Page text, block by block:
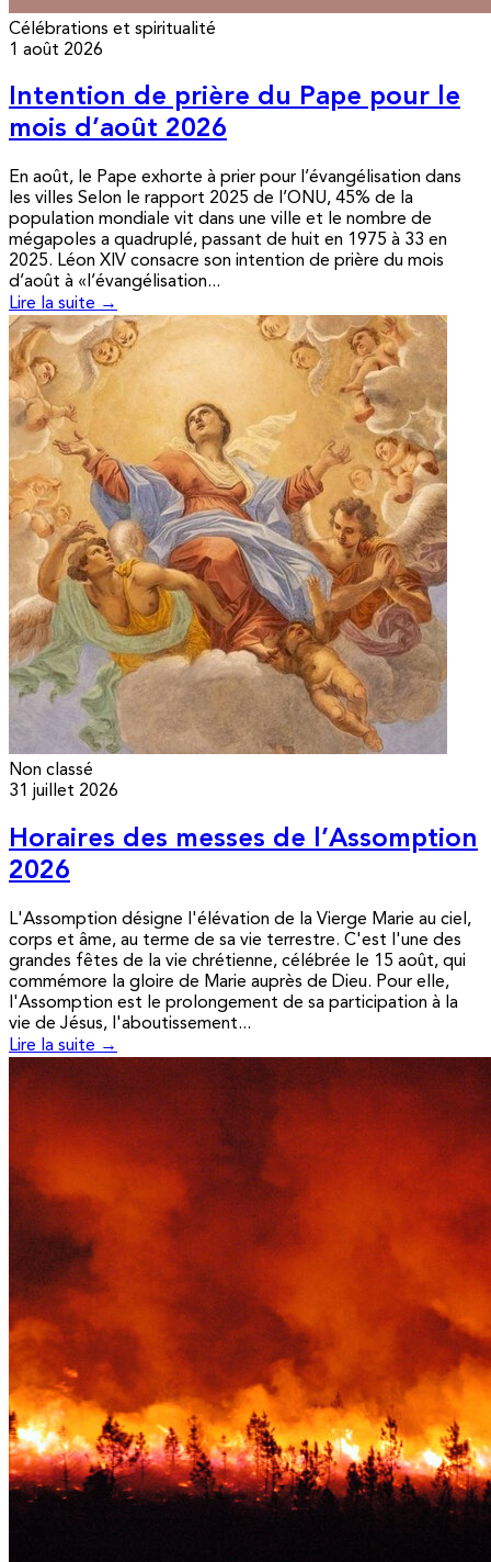
Célébrations et spiritualité
1 août 2026
Intention de prière du Pape pour le
mois d’août 2026
En août, le Pape exhorte à prier pour l’évangélisation dans
les villes Selon le rapport 2025 de l’ONU, 45% de la
population mondiale vit dans une ville et le nombre de
mégapoles a quadruplé, passant de huit en 1975 à 33 en
2025. Léon XIV consacre son intention de prière du mois
d’août à «l’évangélisation...
Lire la suite →
Non classé
31 juillet 2026
Horaires des messes de l’Assomption
2026
L'Assomption désigne l'élévation de la Vierge Marie au ciel,
corps et âme, au terme de sa vie terrestre. C'est l'une des
grandes fêtes de la vie chrétienne, célébrée le 15 août, qui
commémore la gloire de Marie auprès de Dieu. Pour elle,
l'Assomption est le prolongement de sa participation à la
vie de Jésus, l'aboutissement...
Lire la suite →